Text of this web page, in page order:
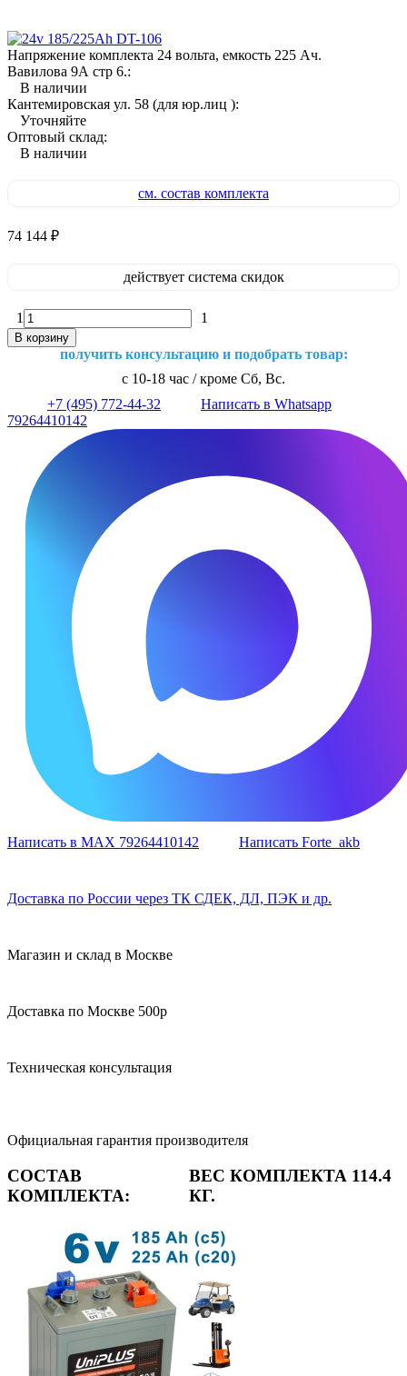
Напряжение комплекта 24 вольта, емкость 225 Ач.
Вавилова 9А стр 6.:
В наличии
Кантемировская ул. 58 (для юр.лиц ):
Уточняйте
Оптовый склад:
В наличии
см. состав комплекта
74 144 ₽
действует система скидок
1 1
В корзину
получить консультацию и подобрать товар:
с 10-18 час / кроме Сб, Вс.
+7 (495) 772-44-32
Написать в Whatsapp
79264410142
Написать в MAX 79264410142 Написать Forte_akb
Доставка по России через ТК СДЕК, ДЛ, ПЭК и др.
Магазин и склад в Москве
Доставка по Москве 500р
Техническая консультация
Официальная гарантия производителя
СОСТАВ
КОМПЛЕКТА:
ВЕС КОМПЛЕКТА 114.4
КГ.